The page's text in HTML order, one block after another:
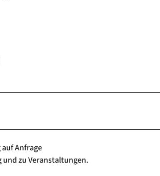
Anfrage
und zu Veranstaltungen.